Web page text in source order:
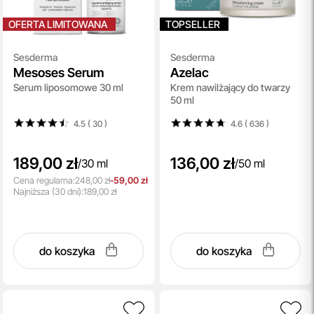
OFERTA LIMITOWANA
Sesderma
Mesoses Serum
Serum liposomowe 30 ml
4.5 ( 30)
189,00 zł/30 ml
Cena regularna:248,00 zł-59,00 zł
Najniższa (30 dni):189,00 zł
do koszyka
TOPSELLER
Sesderma
Azelac
Krem nawilżający do twarzy
50 ml
4.6 ( 636)
136,00 zł/50 ml
do koszyka